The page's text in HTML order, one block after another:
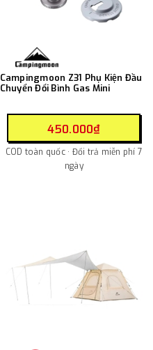
Campingmoon Z31 Phụ Kiện Đầu
Chuyển Đổi Bình Gas Mini
450.000₫
COD toàn quốc · Đổi trả miễn phí 7
ngày